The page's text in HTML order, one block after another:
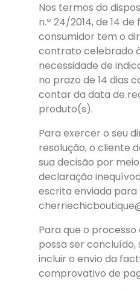
Nos termos do
n.º 24/2014, de 14
consumidor tem o
contrato celebrado
necessidade de
no prazo de 14 dias
contar da data de
produto(s).
Para exercer o seu
resolução, o cliente
sua decisão por
declaração
escrita enviada para
Para que o processo
possa ser concluído,
incluir o envio da
comprovativo de